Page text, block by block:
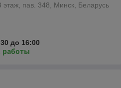
пав. 348, Минск, Беларусь
до 16:00
работы